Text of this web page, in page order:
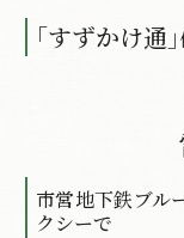
｢すずかけ通｣
市営地下鉄ブル
クシーで